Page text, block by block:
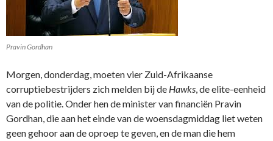
Pravin Gordhan
Morgen, donderdag, moeten vier Zuid-Afrikaanse
corruptiebestrijders zich melden bij de Hawks, de elite-eenheid
van de politie. Onder hen de minister van financiën Pravin
Gordhan, die aan het einde van de woensdagmiddag liet weten
geen gehoor aan de oproep te geven, en de man die hem